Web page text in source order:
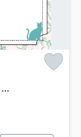
【新築】前橋市幸塚町第2 １号棟(全２棟) リーブルガーデン 新築建売分譲